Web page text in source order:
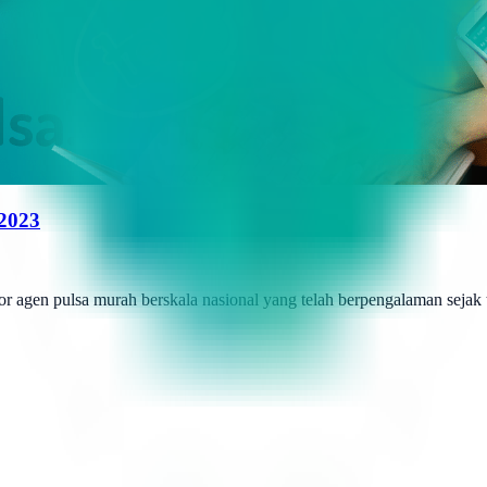
pulsa murah berskala nasional yang telah berpengalaman sejak